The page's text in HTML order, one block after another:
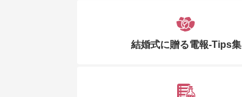
結婚式に贈る電報-Tips集